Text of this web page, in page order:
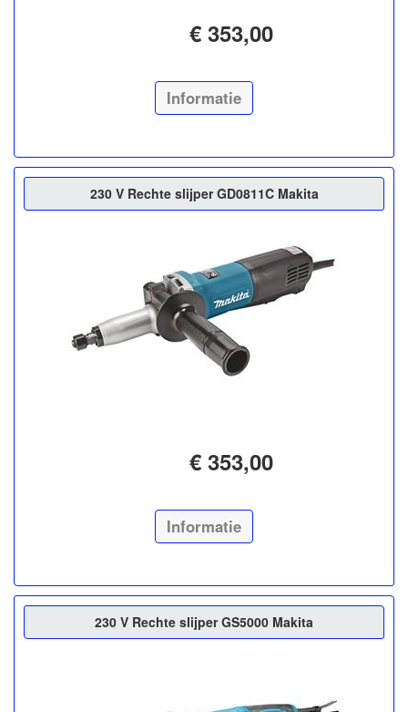
€ 353,00
Informatie
230 V Rechte slijper GD0811C Makita
€ 353,00
Informatie
230 V Rechte slijper GS5000 Makita